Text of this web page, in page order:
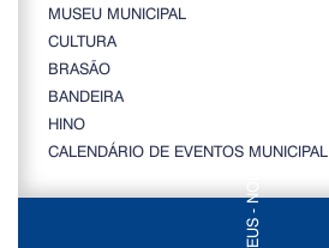
MUSEU MUNICIPAL
CULTURA
BRASÃO
BANDEIRA
HINO
CALENDÁRIO DE EVENTOS MUNICIPAL